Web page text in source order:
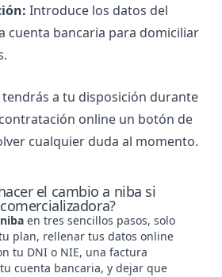
Introduce los datos del
cuenta bancaria para domiciliar
tendrás a tu disposición durante
online un botón de
cualquier duda al momento.
el cambio a niba si
en tres sencillos pasos, solo
plan, rellenar tus datos online
tu DNI o NIE, una factura
cuenta bancaria, y dejar que